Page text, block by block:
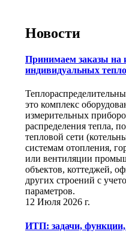
Новости
Принимаем заказы на
индивидуальных
это комплекс
измерительных
распределения тепла,
тепловой сети
системам отопления,
или вентиляции
объектов, коттеджей,
других строений с
параметров.
12 Июля 2026 г.
ИТП: задачи, функции,